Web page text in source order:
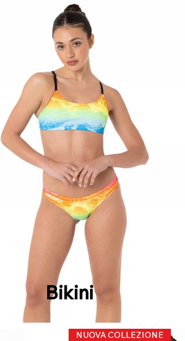
Bikini
NUOVA COLLEZIONE